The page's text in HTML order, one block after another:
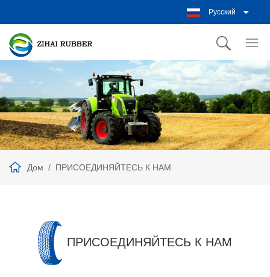
Русский
Дом ПРИСОЕДИНЯЙТЕСЬ К НАМ
ПРИСОЕДИНЯЙТЕСЬ К НАМ